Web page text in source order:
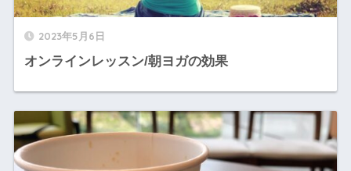
2023年5月6日
オンラインレッスン/朝ヨガの効果